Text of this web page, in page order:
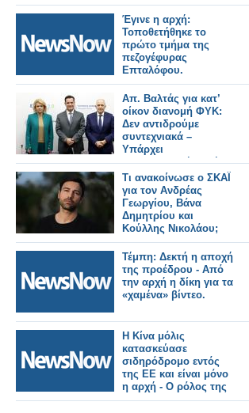
ΤΟΥ
Έγινε η αρχή:
Τοποθετήθηκε το
πρώτο τμήμα της
πεζογέφυρας
Επταλόφου.
Απ. Βαλτάς για κατ’
οίκον διανομή ΦΥΚ:
Δεν αντιδρούμε
συντεχνιακά –
Υπάρχει
φαρμακευτική αρχή
και πρακτική
Τι ανακοίνωσε ο ΣΚΑΪ
για τον Ανδρέας
Γεωργίου, Βάνα
Δημητρίου και
Κούλλης Νικολάου;
Τέμπη: Δεκτή η αποχή
της προέδρου - Από
την αρχή η δίκη για τα
«χαμένα» βίντεο.
Η Κίνα μόλις
κατασκεύασε
σιδηρόδρομο εντός
της ΕΕ και είναι μόνο
η αρχή - Ο ρόλος της
COSCO